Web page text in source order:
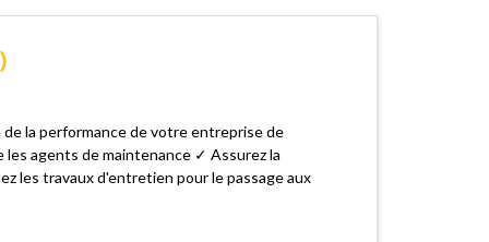
la performance de votre entreprise de
agents de maintenance ✓ Assurez la
les travaux d'entretien pour le passage aux